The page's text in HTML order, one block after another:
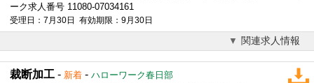
ーク求人番号 11080-07034161
受理日：7月30日 有効期限：9月30日
関連求人情報
裁断加工 - 新着 - ハローワーク春日部